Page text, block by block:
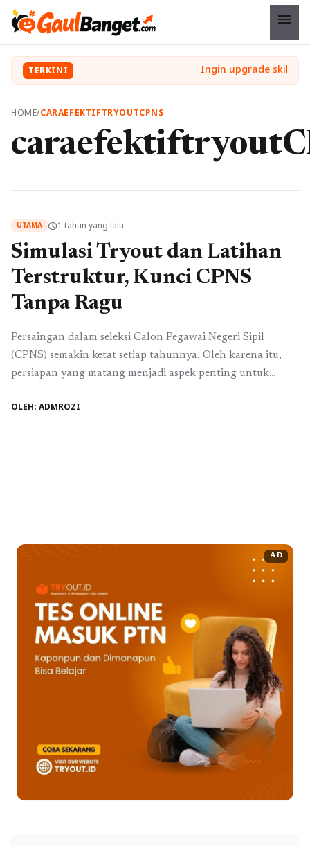
menu
TERKINI
HOME/CARAEFEKTIFTRYOUTCPNS
UTAMA schedule1 tahun yang lalu
Simulasi Tryout dan Latihan
Terstruktur, Kunci CPNS
Tanpa Ragu
Persaingan dalam seleksi Calon Pegawai Negeri Sipil
(CPNS) semakin ketat setiap tahunnya. Oleh karena itu,
persiapan yang matang menjadi aspek penting untuk
mempersiapkan diri dengan baik adalah melalui simulasi
OLEH: ADMROZI
AD